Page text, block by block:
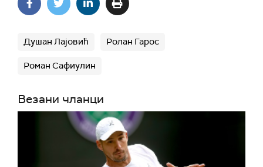
Душан Лајовић Ролан Гарос
Роман Сафиулин
Везани чланци